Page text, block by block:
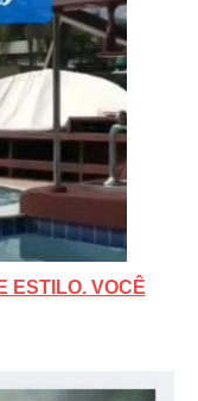
ESTILO. VOCÊ